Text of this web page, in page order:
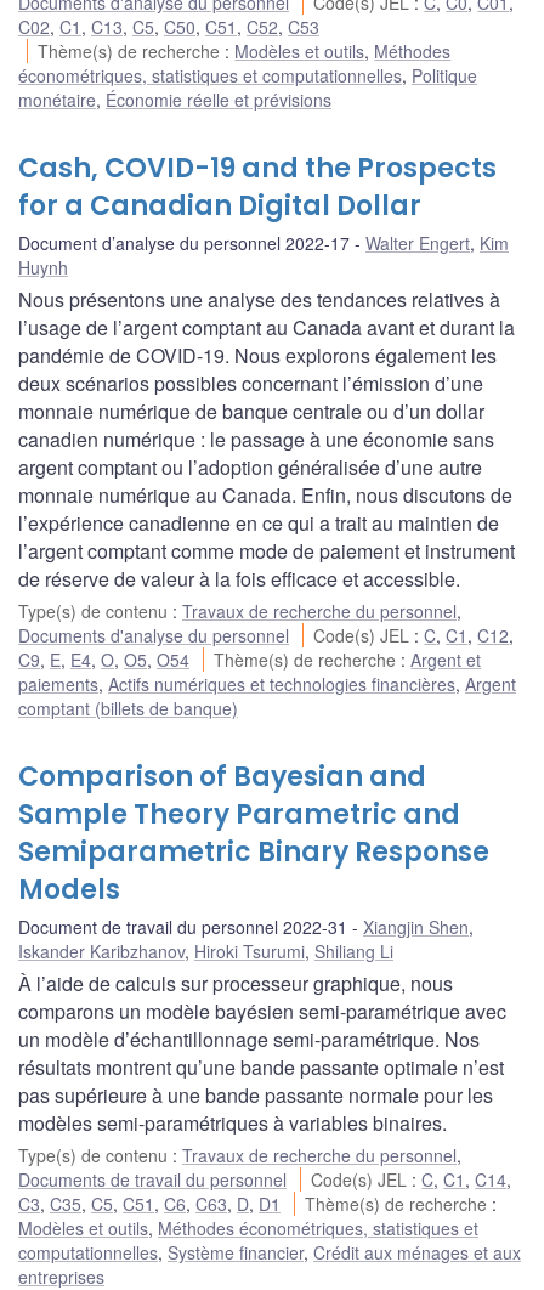
C02, C1 , C13, C5, C50, C51 , C52, C53
Thème(s) de recherche : Modèles et outils, Méthodes
économétriques, statistiques et computationnelles, Politique
monétaire, Économie réelle et prévisions
Cash, COVID-19 and the Prospects
for a Canadian Digital Dollar
Document d’analyse du personnel 2022-17 Walter Engert, Kim
Huynh
Nous présentons une analyse des tendances relatives à
l’usage de l’argent comptant au Canada avant et durant la
pandémie de COVID-19. Nous explorons également les
deux scénarios possibles concernant l’émission d’une
monnaie numérique de banque centrale ou d’un dollar
canadien numérique : le passage à une économie sans
argent comptant ou l’adoption généralisée d’une autre
monnaie numérique au Canada. Enfin, nous discutons de
l’expérience canadienne en ce qui a trait au maintien de
l’argent comptant comme mode de paiement et instrument
de réserve de valeur à la fois efficace et accessible.
Type(s) de contenu : Travaux de recherche du personnel,
Documents d'analyse du personnel
Code(s) JEL :C,C1 ,C12,
C9, E, E4, O, O5, O54 Thème(s) de recherche :Argent et
paiements, Actifs numériques et technologies financières, Argent
comptant (billets de banque)
Comparison of Bayesian and
Sample Theory Parametric and
Semiparametric Binary Response
Models
Document de travail du personnel 2022-31 Xiangjin Shen,
Iskander Karibzhanov, Hiroki Tsurumi, Shiliang Li
À l’aide de calculs sur processeur graphique, nous
comparons un modèle bayésien semi-paramétrique avec
un modèle d’échantillonnage semi-paramétrique. Nos
résultats montrent qu’une bande passante optimale n’est
pas supérieure à une bande passante normale pour les
modèles semi-paramétriques à variables binaires.
Type(s) de contenu : Travaux de recherche du personnel,
Documents de travail du personnel
Code(s) JEL :C,C1 ,C14,
C3, C35, C5, C51 , C6, C63, D, D1 Thème(s) de recherche :
Modèles et outils, Méthodes économétriques, statistiques et
computationnelles, Système financier, Crédit aux ménages et aux
entreprises